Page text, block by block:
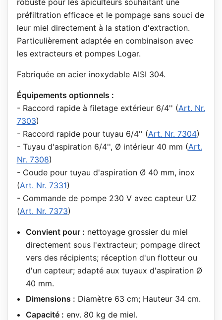
préfiltration efficace et le pompage sans souci de
leur miel directement à la station d'extraction.
Particulièrement adaptée en combinaison avec
les extracteurs et pompes Logar.
Fabriquée en acier inoxydable AISI 304.
Équipements optionnels :
- Raccord rapide à filetage extérieur 6/4'' (Art. Nr.
7303)
- Raccord rapide pour tuyau 6/4'' (Art. Nr. 7304)
- Tuyau d'aspiration 6/4'', Ø intérieur 40 mm (Art.
Nr. 7308)
- Coude pour tuyau d'aspiration Ø 40 mm, inox
(Art. Nr. 7331)
- Commande de pompe 230 V avec capteur UZ
(Art. Nr. 7373)
Convient pour : nettoyage grossier du miel
directement sous l'extracteur; pompage direct
vers des récipients; réception d'un flotteur ou
d'un capteur; adapté aux tuyaux d'aspiration Ø
40 mm.
Dimensions : Diamètre 63 cm; Hauteur 34 cm.
Capacité : env. 80 kg de miel.